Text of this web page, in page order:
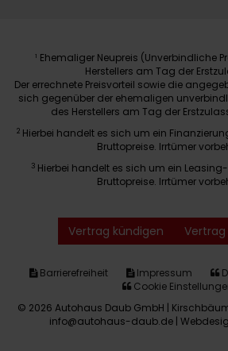
1 Ehemaliger Neupreis (Unverbindliche
Herstellers am Tag der
Der errechnete Preisvorteil sowie die
sich gegenüber der ehemaligen
des Herstellers am Tag der
2 Hierbei handelt es sich um ein
Bruttopreise. Irrtümer
3 Hierbei handelt es sich um ein
Bruttopreise. Irrtümer
Vertrag kündigen
Barrierefreiheit Impressum
Cookie
© 2026 Autohaus Daub GmbH |
info@autohaus-daub.de |